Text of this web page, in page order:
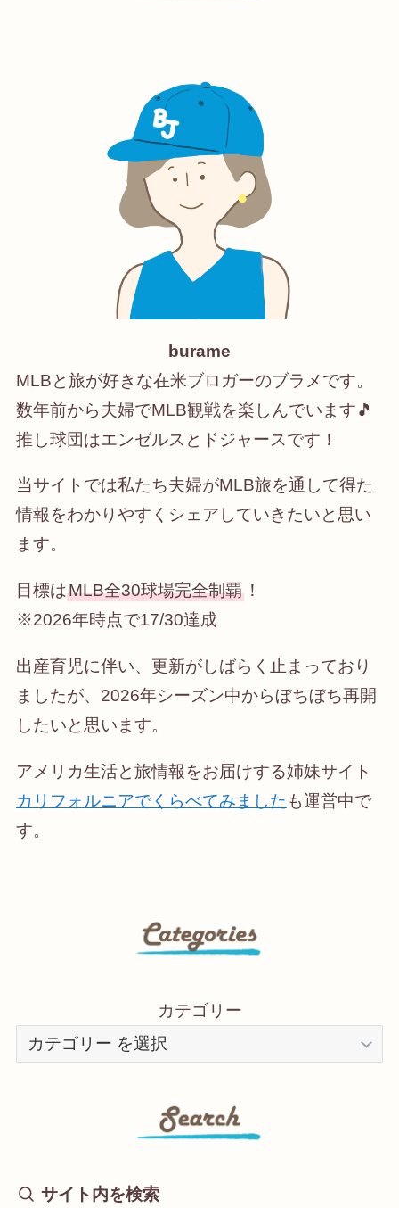
burame
MLBと旅が好きな在米ブロガーのブラメです。
数年前から夫婦でMLB観戦を楽しんでいます🎵
推し球団はエンゼルスとドジャースです！
当サイトでは私たち夫婦がMLB旅を通して得た
情報をわかりやすくシェアしていきたいと思い
ます。
目標はMLB全30球場完全制覇！
※2026年時点で17/30達成
出産育児に伴い、更新がしばらく止まっており
ましたが、2026年シーズン中からぼちぼち再開
したいと思います。
アメリカ生活と旅情報をお届けする姉妹サイト
カリフォルニアでくらべてみました も運営中で
す。
カテゴリー
サイト内を検索